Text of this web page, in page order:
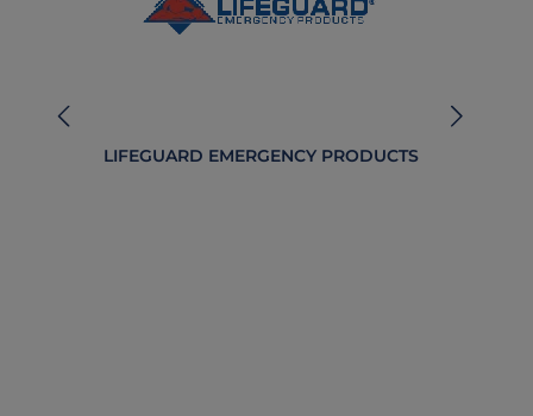
LIFEGUARD EMERGENCY PRODUCTS